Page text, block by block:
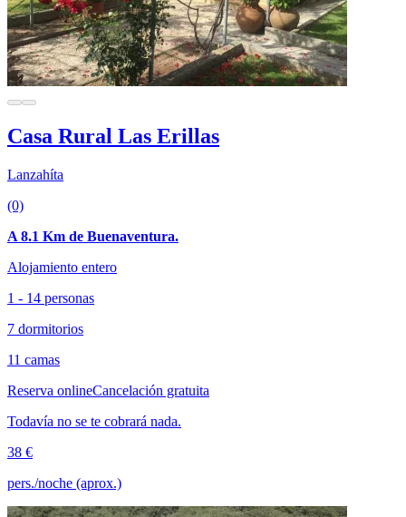
Casa Rural Las Erillas
Lanzahíta
(0)
A 8.1 Km de Buenaventura.
Alojamiento entero
1 - 14 personas
7 dormitorios
11 camas
Reserva onlineCancelación gratuita
Todavía no se te cobrará nada.
38 €
pers./noche (aprox.)